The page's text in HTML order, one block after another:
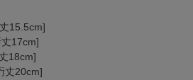
15.5cm]
17cm]
18cm]
丈20cm]